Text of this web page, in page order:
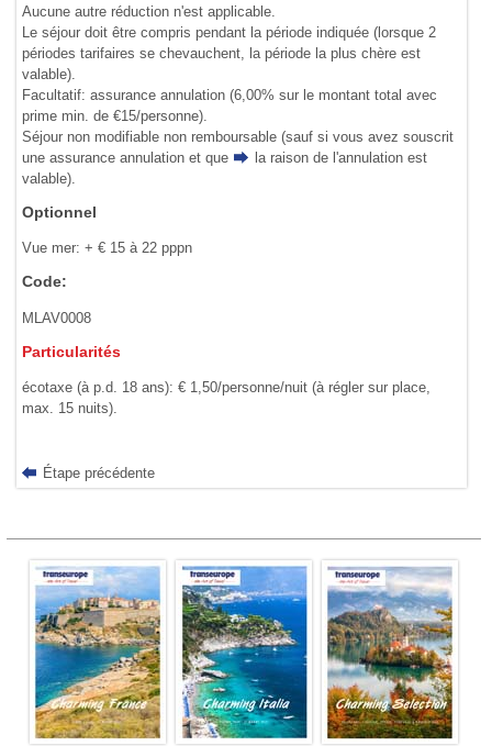
Aucune autre réduction n'est applicable.
Le séjour doit être compris pendant la période indiquée (lorsque 2
périodes tarifaires se chevauchent, la période la plus chère est
valable).
Facultatif: assurance annulation (6,00% sur le montant total avec
prime min. de €15/personne).
Séjour non modifiable non remboursable (sauf si vous avez souscrit
une assurance annulation et que
la raison de l'annulation est
valable).
Optionnel
Vue mer: + € 15 à 22 pppn
Code:
MLAV0008
Particularités
écotaxe (à p.d. 18 ans): € 1,50/personne/nuit (à régler sur place,
max. 15 nuits).
Étape précédente